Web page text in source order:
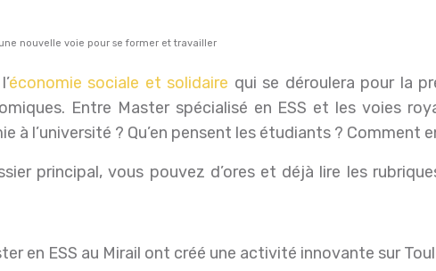
nouvelle voie pour se former et travailler
économie sociale et solidaire qui se déroulera pour la
Entre Master spécialisé en ESS et les voies
à l’université ? Qu’en pensent les étudiants ?
principal, vous pouvez d’ores et déjà lire les
en ESS au Mirail ont créé une activité innovante sur